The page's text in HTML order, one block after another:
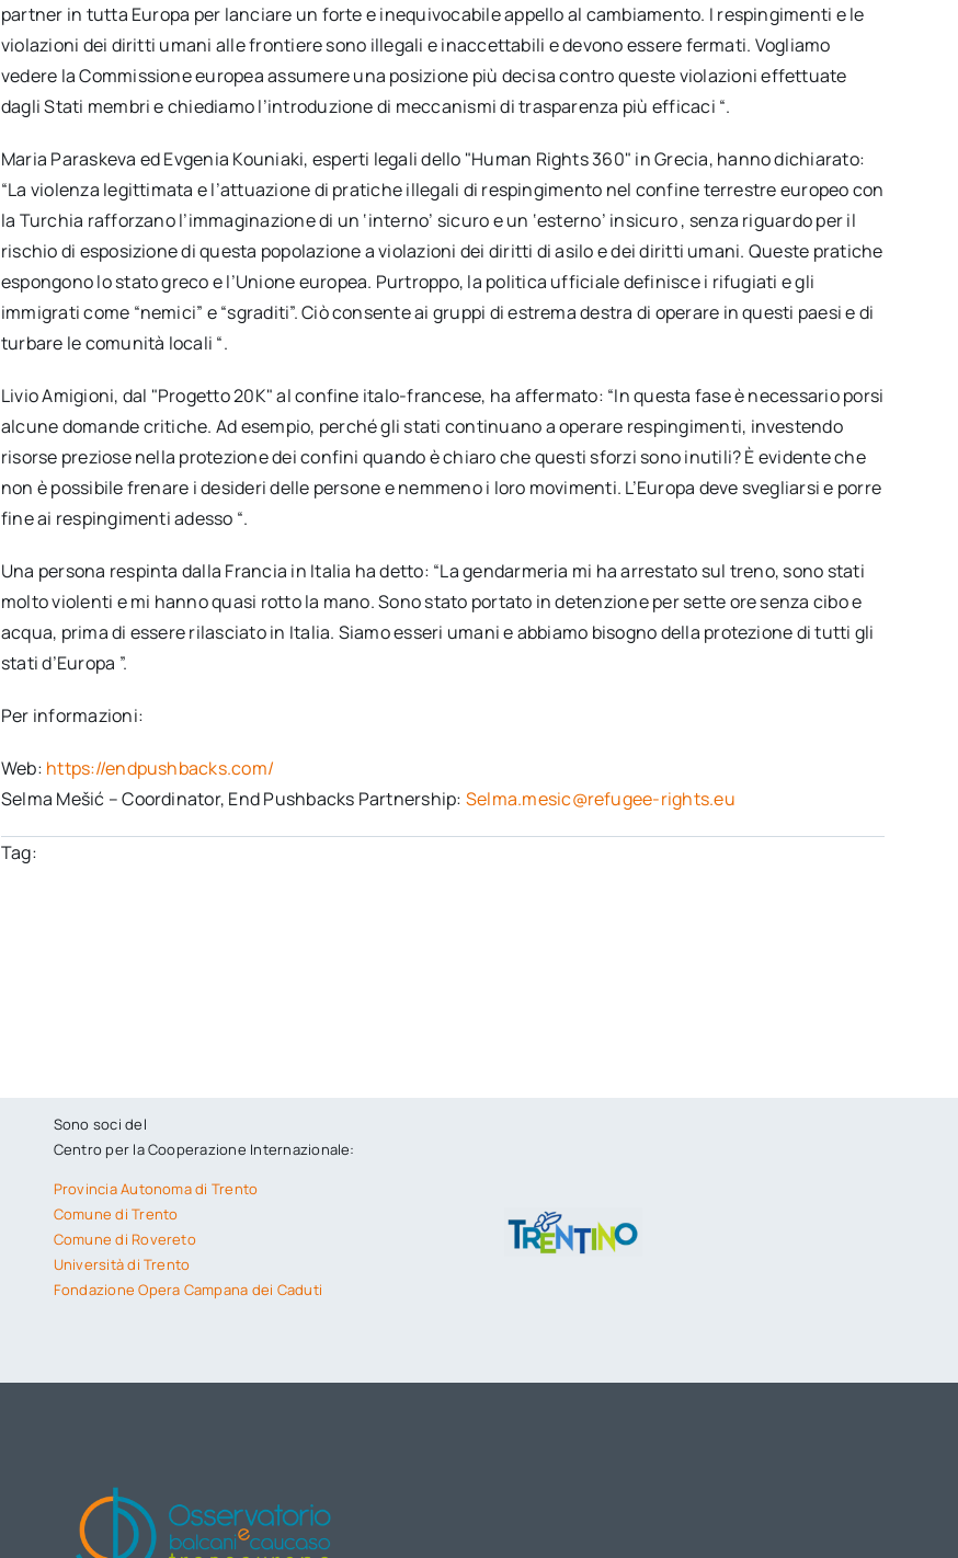
partner in tutta Europa per lanciare un forte e inequivocabile appello al cambiamento. I respingimenti e le
violazioni dei diritti umani alle frontiere sono illegali e inaccettabili e devono essere fermati. Vogliamo
vedere la Commissione europea assumere una posizione più decisa contro queste violazioni effettuate
dagli Stati membri e chiediamo l’introduzione di meccanismi di trasparenza più efficaci “.
Maria Paraskeva ed Evgenia Kouniaki, esperti legali dello "Human Rights 360" in Grecia, hanno dichiarato:
“La violenza legittimata e l’attuazione di pratiche illegali di respingimento nel confine terrestre europeo con
la Turchia rafforzano l’immaginazione di un ‘interno’ sicuro e un ‘esterno’ insicuro , senza riguardo per il
rischio di esposizione di questa popolazione a violazioni dei diritti di asilo e dei diritti umani. Queste pratiche
espongono lo stato greco e l’Unione europea. Purtroppo, la politica ufficiale definisce i rifugiati e gli
immigrati come “nemici” e “sgraditi”. Ciò consente ai gruppi di estrema destra di operare in questi paesi e di
turbare le comunità locali “.
Livio Amigioni, dal "Progetto 20K" al confine italo-francese, ha affermato: “In questa fase è necessario porsi
alcune domande critiche. Ad esempio, perché gli stati continuano a operare respingimenti, investendo
risorse preziose nella protezione dei confini quando è chiaro che questi sforzi sono inutili? È evidente che
non è possibile frenare i desideri delle persone e nemmeno i loro movimenti. L’Europa deve svegliarsi e porre
fine ai respingimenti adesso “.
Una persona respinta dalla Francia in Italia ha detto: “La gendarmeria mi ha arrestato sul treno, sono stati
molto violenti e mi hanno quasi rotto la mano. Sono stato portato in detenzione per sette ore senza cibo e
acqua, prima di essere rilasciato in Italia. Siamo esseri umani e abbiamo bisogno della protezione di tutti gli
stati d’Europa ”.
Per informazioni:
Web: https://endpushbacks.com/
Selma Mešić – Coordinator, End Pushbacks Partnership: Selma.mesic@refugee-rights.eu
Tag:
Sono soci del
Centro per la Cooperazione Internazionale:
Provincia Autonoma di Trento
Comune di Trento
Comune di Rovereto
Università di Trento
Fondazione Opera Campana dei Caduti